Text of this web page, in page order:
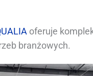
oferuje
branżowych.